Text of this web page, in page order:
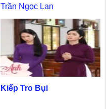
Trần Ngọc Lan
Kiếp Tro Bụi